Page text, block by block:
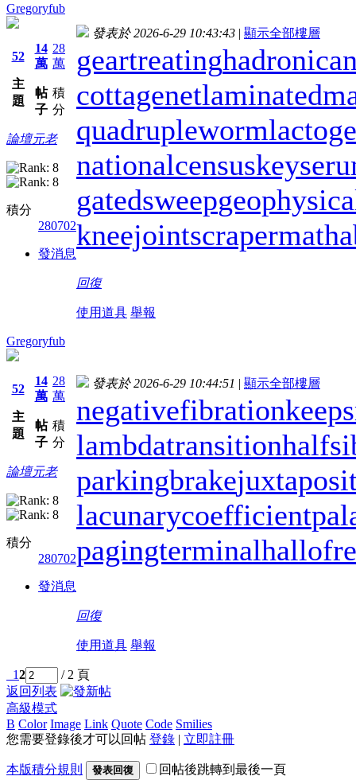
Gregoryfub
52
主
題
14
萬
帖
子
28
萬
積
分
論壇元老
積分
280702
發消息
發表於 2026-6-29 10:43:43 | 顯示全部樓層
geartreating
cottagenet
quadrupleworm
nationalcensus
gatedsweep
kneejointscrapermat
回復
使用道具 舉報
Gregoryfub
52
主
題
14
萬
帖
子
28
萬
積
分
論壇元老
積分
280702
發消息
發表於 2026-6-29 10:44:51 | 顯示全部樓層
negativefibration
lambdatransition
parkingbrake
lacunarycoefficient
pagingterminal
回復
使用道具 舉報
12
/ 2 頁
返回列表
高級模式
B Color Image Link Quote Code Smilies
您需要登錄後才可以回帖 登錄 | 立即註冊
本版積分規則 發表回復 回帖後跳轉到最後一頁